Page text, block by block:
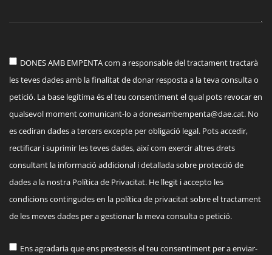
DONES AMB EMPENTA com a responsable del tractament tractarà
les teves dades amb la finalitat de donar resposta a la teva consulta o
petició. La base legítima és el teu consentiment el qual pots revocar en
qualsevol moment comunicant-lo adonesambempenta@dae.cat. No
es cediran dades a tercers excepte per obligació legal. Pots accedir,
rectificar i suprimir les teves dades, així com exercir altres drets
consultant la informació addicional i detallada sobre protecció de
dades a la nostra Política de Privacitat. He llegit i accepto les
condicions contingudes en la política de privacitat sobre el tractament
de les meves dades per a gestionar la meva consulta o petició.
Ens agradaria que ens prestessis el teu consentiment per a enviar-